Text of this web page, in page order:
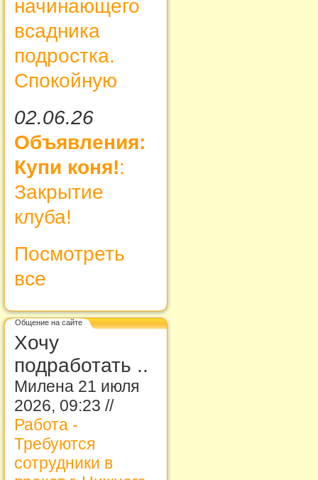
начинающего
всадника
подростка.
Спокойную
02.06.26
Объявления:
Купи коня!:
Закрытие
клуба!
Посмотреть
все
Общение на сайте
Хочу
подработать ..
Милена 21 июля
2026, 09:23 //
Работа -
Требуются
сотрудники в